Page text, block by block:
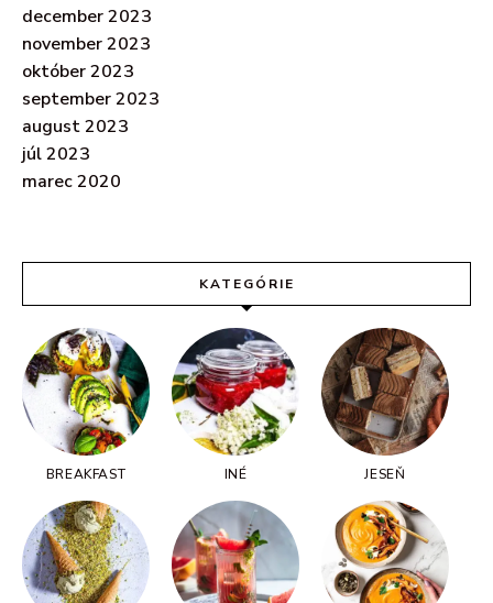
december 2023
november 2023
október 2023
september 2023
august 2023
júl 2023
marec 2020
KATEGÓRIE
BREAKFAST INÉ JESEŇ